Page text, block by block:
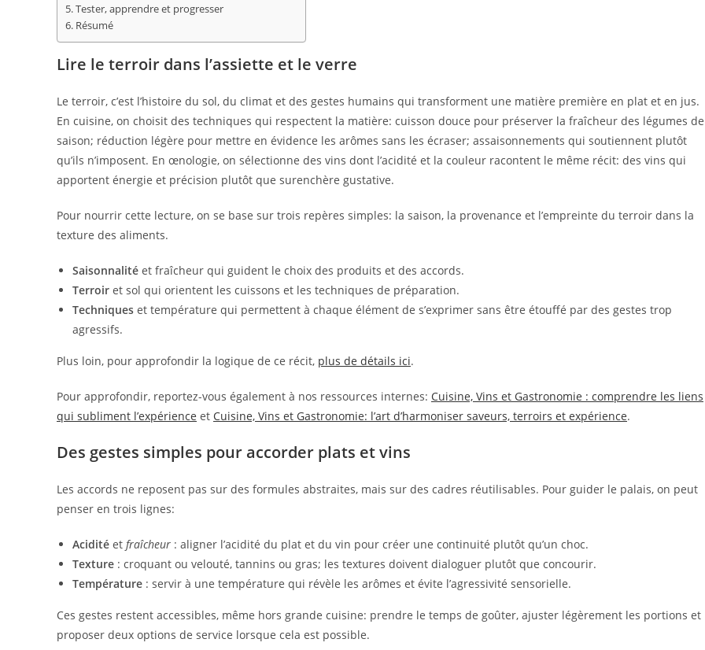
Tester, apprendre et progresser
Résumé
Lire le terroir dans l’assiette et le verre
Le terroir, c’est l’histoire du sol, du climat et des gestes humains qui transforment une matière première en plat et en jus.
En cuisine, on choisit des techniques qui respectent la matière: cuisson douce pour préserver la fraîcheur des légumes de
saison; réduction légère pour mettre en évidence les arômes sans les écraser; assaisonnements qui soutiennent plutôt
qu’ils n’imposent. En œnologie, on sélectionne des vins dont l’acidité et la couleur racontent le même récit: des vins qui
apportent énergie et précision plutôt que surenchère gustative.
Pour nourrir cette lecture, on se base sur trois repères simples: la saison, la provenance et l’empreinte du terroir dans la
texture des aliments.
Saisonnalité et fraîcheur qui guident le choix des produits et des accords.
Terroir et sol qui orientent les cuissons et les techniques de préparation.
Techniques et température qui permettent à chaque élément de s’exprimer sans être étouffé par des gestes trop
agressifs.
Plus loin, pour approfondir la logique de ce récit, plus de détails ici.
Pour approfondir, reportez-vous également à nos ressources internes: Cuisine, Vins et Gastronomie : comprendre les liens
qui subliment l’expérience et Cuisine, Vins et Gastronomie: l’art d’harmoniser saveurs, terroirs et expérience.
Des gestes simples pour accorder plats et vins
Les accords ne reposent pas sur des formules abstraites, mais sur des cadres réutilisables. Pour guider le palais, on peut
penser en trois lignes:
Acidité et fraîcheur : aligner l’acidité du plat et du vin pour créer une continuité plutôt qu’un choc.
Texture : croquant ou velouté, tannins ou gras; les textures doivent dialoguer plutôt que concourir.
Température : servir à une température qui révèle les arômes et évite l’agressivité sensorielle.
Ces gestes restent accessibles, même hors grande cuisine: prendre le temps de goûter, ajuster légèrement les portions et
proposer deux options de service lorsque cela est possible.